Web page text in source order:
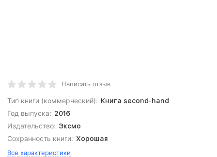
Написать отзыв
Тип книги (коммерческий): Книга second-hand
Год выпуска: 2016
Издательство: Эксмо
Сохранность книги: Хорошая
Все характеристики